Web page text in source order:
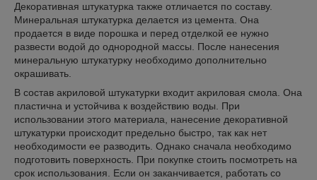
Декоративная штукатурка также отличается по составу.
Минеральная штукатурка делается из цемента. Она
продается в виде порошка и перед отделкой ее нужно
развести водой до однородной массы. После нанесения
минеральную штукатурку необходимо дополнительно
окрашивать.
В состав акриловой штукатурки входит акриловая смола. Она
пластична и устойчива к воздействию воды. При
использовании этого материала, нанесение декоративной
штукатурки происходит предельно быстро, так как нет
необходимости ее разводить. Однако сначала необходимо
подготовить поверхность. При покупке стоить посмотреть на
срок использования. Если он заканчивается, работать со